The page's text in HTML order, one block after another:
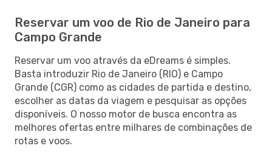
Reservar um voo de Rio de Janeiro para
Campo Grande
Reservar um voo através da eDreams é simples.
Basta introduzir Rio de Janeiro (RIO) e Campo
Grande (CGR) como as cidades de partida e destino,
escolher as datas da viagem e pesquisar as opções
disponíveis. O nosso motor de busca encontra as
melhores ofertas entre milhares de combinações de
rotas e voos.